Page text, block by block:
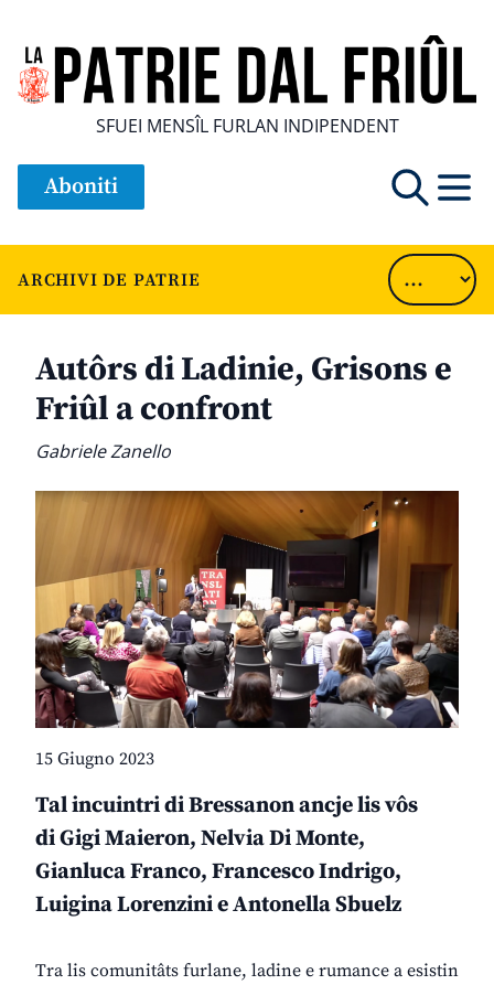
SFUEI MENSÎL FURLAN INDIPENDENT
Aboniti
ARCHIVI DE PATRIE
Autôrs di Ladinie, Grisons e
Friûl a confront
Gabriele Zanello
15 Giugno 2023
Tal incuintri di Bressanon ancje lis vôs
di Gigi Maieron, Nelvia Di Monte,
Gianluca Franco, Francesco Indrigo,
Luigina Lorenzini e Antonella Sbuelz
Tra lis comunitâts furlane, ladine e rumance a esistin